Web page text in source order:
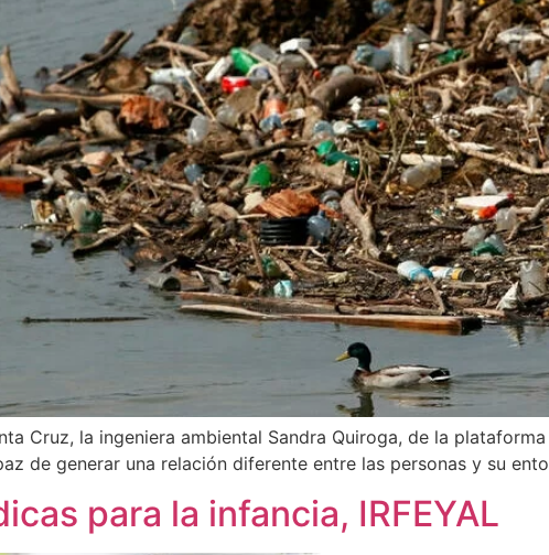
Cruz, la ingeniera ambiental Sandra Quiroga, de la
de generar una relación diferente entre las personas y su
para la infancia, IRFEYAL